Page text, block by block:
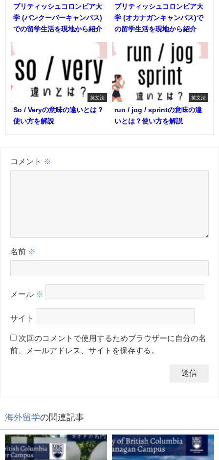
ブリティッシュコロンビア大
学 (バンクーバーキャンパス)
での留学生活を現地から紹介
ブリティッシュコロンビア大
学 (オカナガンキャンパス)で
の留学生活を現地から紹介
英文法
So / Veryの意味の違いとは？
使い方を解説
英文法
run / jog / sprintの意味の違
いとは？使い方を解説
コメント ※
名前 ※
メール ※
サイト
次回のコメントで使用するためブラウザーに自分の名
前、メールアドレス、サイトを保存する。
海外留学の関連記事